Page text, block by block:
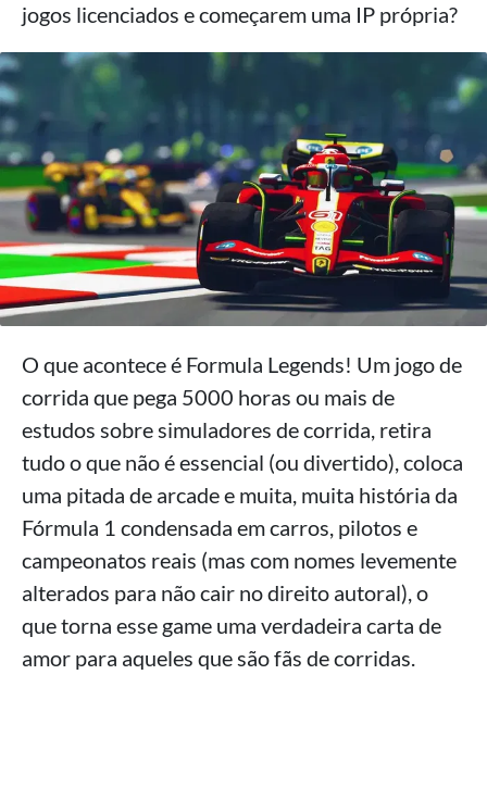
jogos licenciados e começarem uma IP própria?
O que acontece é Formula Legends! Um jogo de
corrida que pega 5000 horas ou mais de
estudos sobre simuladores de corrida, retira
tudo o que não é essencial (ou divertido), coloca
uma pitada de arcade e muita, muita história da
Fórmula 1 condensada em carros, pilotos e
campeonatos reais (mas com nomes levemente
alterados para não cair no direito autoral), o
que torna esse game uma verdadeira carta de
amor para aqueles que são fãs de corridas.